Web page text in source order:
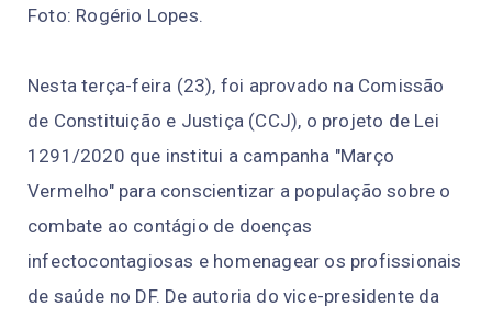
Foto: Rogério Lopes.
Nesta terça-feira (23), foi aprovado na Comissão
de Constituição e Justiça (CCJ), o projeto de Lei
1291/2020 que institui a campanha "Março
Vermelho" para conscientizar a população sobre o
combate ao contágio de doenças
infectocontagiosas e homenagear os profissionais
de saúde no DF. De autoria do vice-presidente da